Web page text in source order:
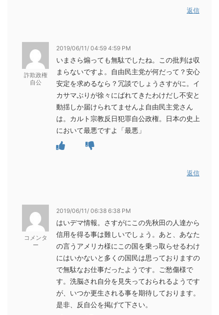
返信
詐欺政権
自公
2019/06/11/ 04:59 4:59 PM
いまさら煽っても無駄でしたね。この批判は収
まらないですよ。自由民主党が何だって？安心
安定を求めるなら？冗談でしょうさすがに。イ
カサマぶりが徐々にばれてきたわけだし不安と
動揺しか届けられてませんよ自由民主党さん
は。カルト宗教反日犯罪自公政権。日本の史上
において最悪ですよ「最悪」
返信
コメンタ
ー
2019/06/11/ 06:38 6:38 PM
はいデマ情報。さすがにこの先秋田の人達から
信用を得る事は難しいでしょう。あと、あなた
の言うアメリカ様にこの国を乗っ取らせるわけ
にはいかないと多くの国民は思っておりますの
で無駄なお仕事だったようです。ご愁傷様で
す。洗脳され自分を見失っておられるようです
が、いつか更生される事を期待しております。
是非、反自公を掲げて下さい。